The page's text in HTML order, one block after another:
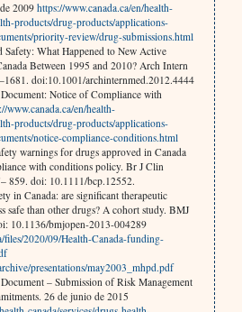
2009 https://www.canada.ca/en/health-
products/drug-products/applications-
priority-review/drug-submissions.html
Safety: What Happened to New Active
Between 1995 and 2010? Arch Intern
doi:10.1001/archinternmed.2012.4444
Notice of Compliance with
www.canada.ca/en/health-
products/drug-products/applications-
notice-compliance-conditions.html
warnings for drugs approved in Canada
with conditions policy. Br J Clin
859. doi: 10.1111/bcp.12552.
in Canada: are significant therapeutic
safe than other drugs? A cohort study. BMJ
10.1136/bmjopen-2013-004289
2020/09/Health-Canada-funding-
presentations/may2003_mhpd.pdf
– Submission of Risk Management
26 de junio de 2015